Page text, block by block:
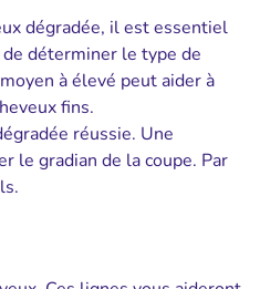
dégradée, il est essentiel
déterminer le type de
à élevé peut aider à
fins.
réussie. Une
le gradian de la coupe. Par